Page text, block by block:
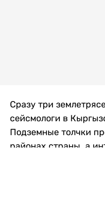
Сразу три
сейсмологи в
Подземные толчки
районах страны, а